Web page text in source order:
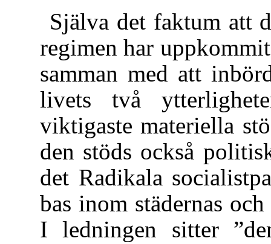
Själva det faktum att
regimen har
samman med att
livets två
viktigaste materiella
den stöds också
det Radikala
bas inom städernas
I ledningen sitter